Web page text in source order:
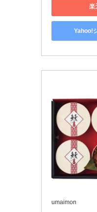
楽
Yahoo!
umaimon